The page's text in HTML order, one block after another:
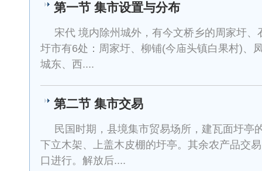
第一节 集市设置与分布
宋代 境内除州城外，有今文桥乡的周家圩
圩市有6处：周家圩、柳铺(今庙头镇白果村)、
城东、西....
第二节 集市交易
民国时期，县境集市贸易场所，建瓦面圩亭
下立木架、上盖木皮棚的圩亭。其余农产品交
口进行。解放后....